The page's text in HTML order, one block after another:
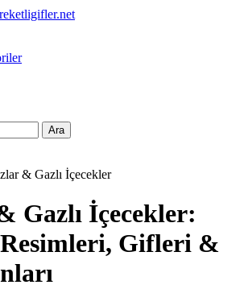
Ara
& Gazlı İçecekler
Gazlı İçecekler:
Gifleri &